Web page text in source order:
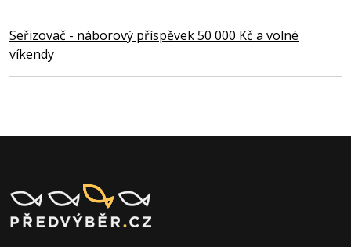
Seřizovač - náborový příspěvek 50 000 Kč a volné
víkendy